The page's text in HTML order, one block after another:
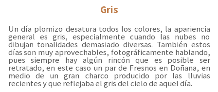
Gris
Un día plomizo desatura todos los colores, la apariencia
general es gris, especialmente cuando las nubes no
dibujan tonalidades demasiado diversas. También estos
días son muy aprovechables, fotográficamente hablando,
pues siempre hay algún rincón que es posible ser
retratado, en este caso un par de Fresnos en Doñana, en
medio de un gran charco producido por las lluvias
recientes y que reflejaba el gris del cielo de aquel día.